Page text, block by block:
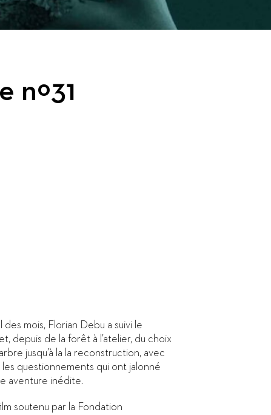
nº31
des mois, Florian Debu a suivi le
depuis de la forêt à l’atelier, du choix
jusqu’à la la reconstruction, avec
les questionnements qui ont jalonné
aventure inédite.
soutenu par la Fondation